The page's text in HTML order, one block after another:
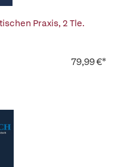
Praxis, 2 Tle.
79,99 €*